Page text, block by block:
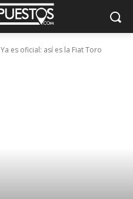
Ya es oficial: así es la Fiat Toro